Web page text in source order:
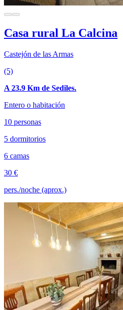
Casa rural La Calcina
Castejón de las Armas
(5)
A 23.9 Km de Sediles.
Entero o habitación
10 personas
5 dormitorios
6 camas
30 €
pers./noche (aprox.)